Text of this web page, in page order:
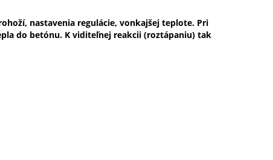
nastavenia regulácie, vonkajšej teplote. Pri
do betónu. K viditeľnej reakcii (roztápaniu) tak